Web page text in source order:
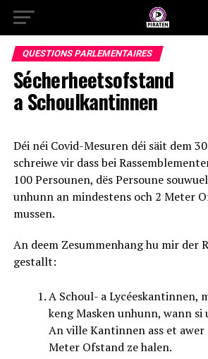
QUESTIONS PARLEMENTAIRES
Sécherheetsofstand
a Schoulkantinnen
Déi néi Covid-Mesuren déi säit dem
schreiwe vir dass bei
100 Persounen, dës Persoune
unhunn an mindestens och 2 Meter
mussen.
An deem Zesummenhang hu mir der
gestallt:
A Schoul- a Lycéeskantinnen,
keng Masken unhunn, wann si
An ville Kantinnen ass et awer
Meter Ofstand ze halen.